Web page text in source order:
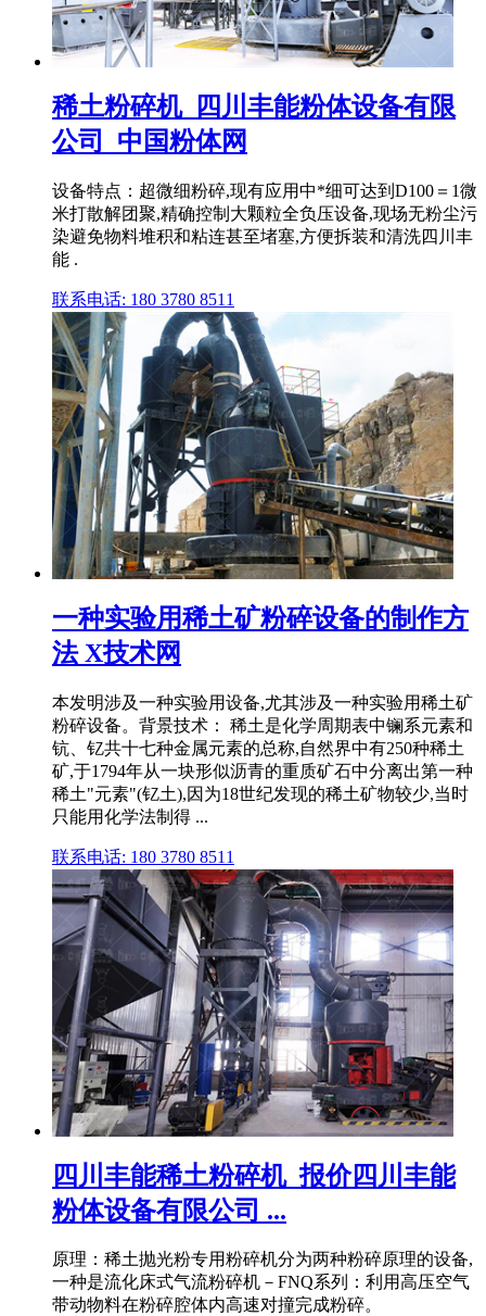
稀土粉碎机_四川丰能粉体设备有限
公司_中国粉体网
设备特点：超微细粉碎,现有应用中*细可达到D100＝1微
米打散解团聚,精确控制大颗粒全负压设备,现场无粉尘污
染避免物料堆积和粘连甚至堵塞,方便拆装和清洗四川丰
能 .
联系电话: 180 3780 8511
一种实验用稀土矿粉碎设备的制作方
法 X技术网
本发明涉及一种实验用设备,尤其涉及一种实验用稀土矿
粉碎设备。背景技术： 稀土是化学周期表中镧系元素和
钪、钇共十七种金属元素的总称,自然界中有250种稀土
矿,于1794年从一块形似沥青的重质矿石中分离出第一种
稀土"元素"(钇土),因为18世纪发现的稀土矿物较少,当时
只能用化学法制得 ...
联系电话: 180 3780 8511
四川丰能稀土粉碎机_报价四川丰能
粉体设备有限公司 ...
原理：稀土抛光粉专用粉碎机分为两种粉碎原理的设备,
一种是流化床式气流粉碎机－FNQ系列：利用高压空气
带动物料在粉碎腔体内高速对撞完成粉碎。